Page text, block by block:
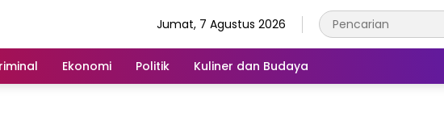
Jumat, 7 Agustus 2026
Ekonomi Politik Kuliner dan Budaya